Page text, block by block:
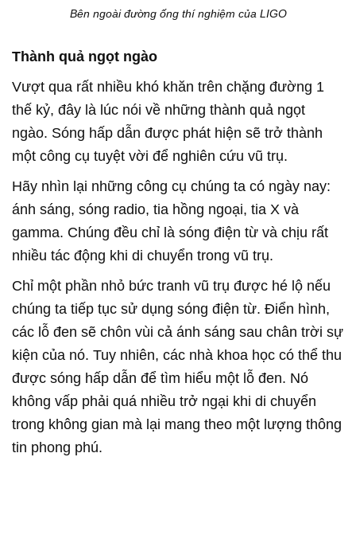
Bên ngoài đường ống thí nghiệm của LIGO
Thành quả ngọt ngào
Vượt qua rất nhiều khó khăn trên chặng đường 1
thế kỷ, đây là lúc nói về những thành quả ngọt
ngào. Sóng hấp dẫn được phát hiện sẽ trở thành
một công cụ tuyệt vời để nghiên cứu vũ trụ.
Hãy nhìn lại những công cụ chúng ta có ngày nay:
ánh sáng, sóng radio, tia hồng ngoại, tia X và
gamma. Chúng đều chỉ là sóng điện từ và chịu rất
nhiều tác động khi di chuyển trong vũ trụ.
Chỉ một phần nhỏ bức tranh vũ trụ được hé lộ nếu
chúng ta tiếp tục sử dụng sóng điện từ. Điển hình,
các lỗ đen sẽ chôn vùi cả ánh sáng sau chân trời sự
kiện của nó. Tuy nhiên, các nhà khoa học có thể thu
được sóng hấp dẫn để tìm hiểu một lỗ đen. Nó
không vấp phải quá nhiều trở ngại khi di chuyển
trong không gian mà lại mang theo một lượng thông
tin phong phú.